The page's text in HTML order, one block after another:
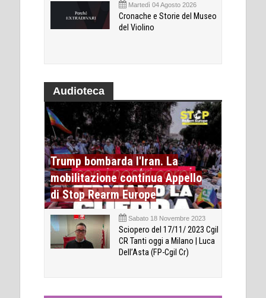
Martedì 04 Agosto 2026
Cronache e Storie del Museo
del Violino
Audioteca
Trump bombarda l'Iran. La
mobilitazione continua Appello
di Stop Rearm Europe
Sabato 18 Novembre 2023
Sciopero del 17/11/ 2023 Cgil
CR Tanti oggi a Milano | Luca
Dell’Asta (FP-Cgil Cr)